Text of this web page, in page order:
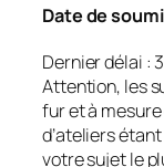
Date de
Dernier délai :
Attention, les
fur et à
d’ateliers
votre sujet le